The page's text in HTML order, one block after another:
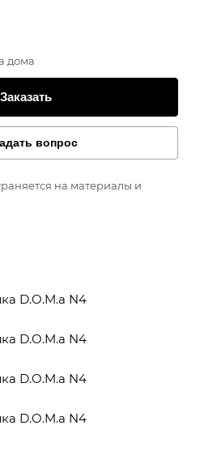
дома
Заказать
вопрос
на материалы и